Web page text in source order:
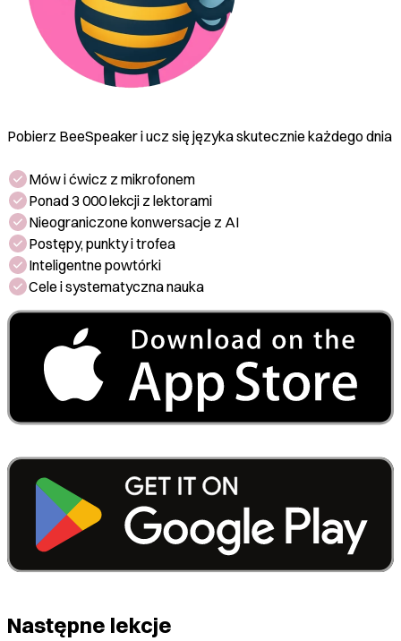
Pobierz BeeSpeaker i ucz się języka skutecznie każdego dnia
Mów i ćwicz z mikrofonem
Ponad 3 000 lekcji z lektorami
Nieograniczone konwersacje z AI
Postępy, punkty i trofea
Inteligentne powtórki
Cele i systematyczna nauka
Następne lekcje